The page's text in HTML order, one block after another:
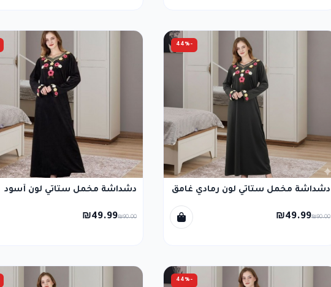
-44%
دشداشة مخمل ستاتي لون رمادي غامق
₪49.99₪90.00
دشداشة مخمل ستاتي لون أسود
₪49.99₪90.00
-44%